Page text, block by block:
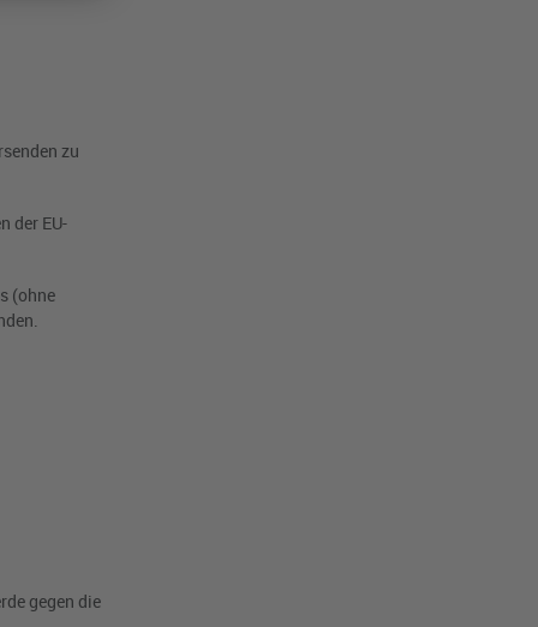
zu
der EU-
(ohne
gegen die